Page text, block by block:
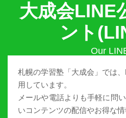
大成会LINE
ント
札幌の学習塾「大成会」では
用しています。
メールや電話よりも手軽に問
いコンテンツの配信やお得な